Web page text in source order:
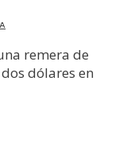
remera de
dólares en